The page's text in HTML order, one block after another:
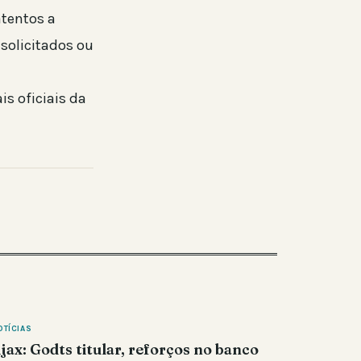
a
ou
oficiais da
Godts titular, reforços no banco